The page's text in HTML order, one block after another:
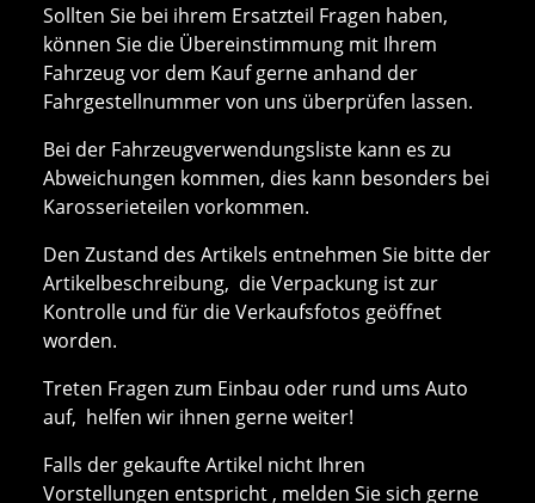
Sollten Sie bei ihrem Ersatzteil Fragen haben,
können Sie die Übereinstimmung mit Ihrem
Fahrzeug vor dem Kauf gerne anhand der
Fahrgestellnummer von uns überprüfen lassen.
Bei der Fahrzeugverwendungsliste kann es zu
Abweichungen kommen, dies kann besonders bei
Karosserieteilen vorkommen.
Den Zustand des Artikels entnehmen Sie bitte der
Artikelbeschreibung, die Verpackung ist zur
Kontrolle und für die Verkaufsfotos geöffnet
worden.
Treten Fragen zum Einbau oder rund ums Auto
auf, helfen wir ihnen gerne weiter!
Falls der gekaufte Artikel nicht Ihren
Vorstellungen entspricht , melden Sie sich gerne